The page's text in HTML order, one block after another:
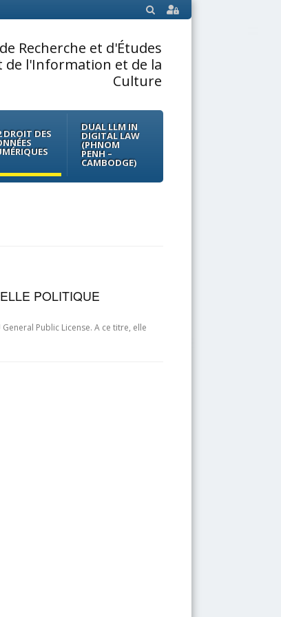
SEARCH
Recherche et d'Études
de l'Information et de la
Culture
DROIT DES
DUAL LLM IN
DIGITAL LAW
(PHNOM
PENH –
CAMBODGE)
POLITIQUE
Public License. A ce titre, elle